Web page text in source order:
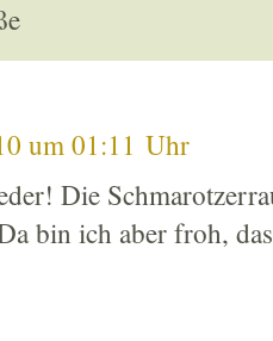
um 01:11 Uhr
Die
bin ich aber froh,